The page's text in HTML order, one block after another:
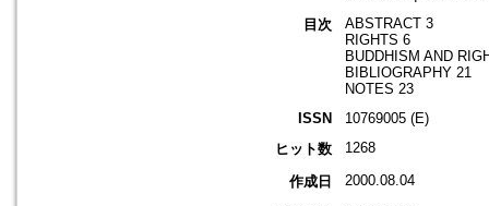
目次
ABSTRACT 3
RIGHTS 6
BUDDHISM AND
BIBLIOGRAPHY 21
NOTES 23
ISSN
10769005 (E)
ヒット数
1268
作成日 2000.08.04